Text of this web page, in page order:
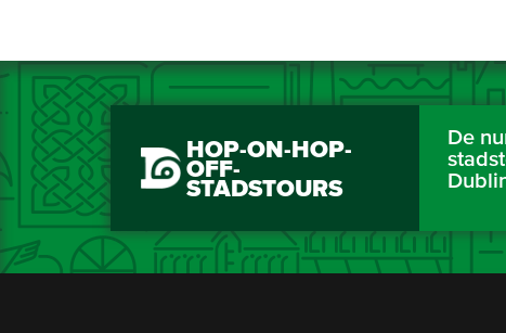
HOP-ON-HOP-
OFF-
STADSTOURS
De